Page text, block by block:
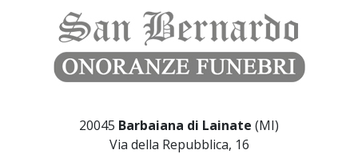
20045 Barbaiana di Lainate (MI)
Via della Repubblica, 16